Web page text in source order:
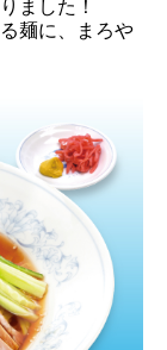
ました！
麺に、まろや